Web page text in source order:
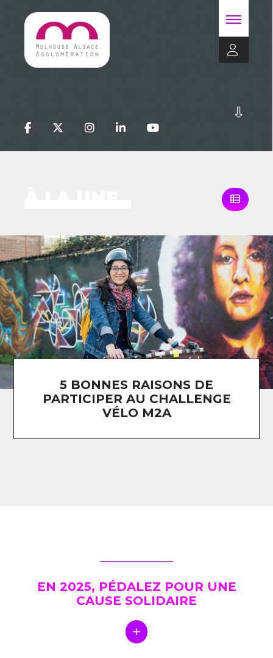
5 BONNES RAISONS DE
PARTICIPER AU CHALLENGE
VÉLO M2A
EN 2025, PÉDALEZ POUR UNE
CAUSE SOLIDAIRE